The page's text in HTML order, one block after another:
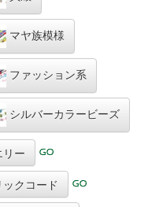
マヤ族模様
ファッション系
シルバーカラービーズ
リー
ックコード